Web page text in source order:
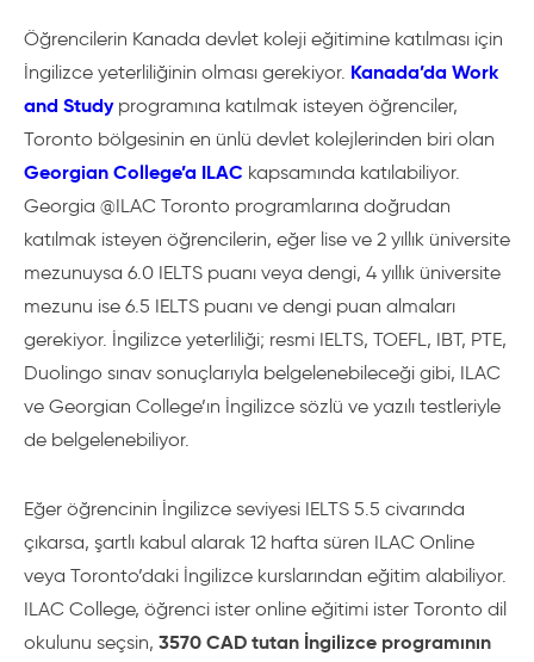
Öğrencilerin Kanada devlet koleji eğitimine katılması için
İngilizce yeterliliğinin olması gerekiyor. Kanada’da Work
and Studyprogramına katılmak isteyen öğrenciler,
Toronto bölgesinin en ünlü devlet kolejlerinden biri olan
Georgian College’a ILAC kapsamında katılabiliyor.
Georgia @ILAC Toronto programlarına doğrudan
katılmak isteyen öğrencilerin, eğer lise ve 2 yıllık üniversite
mezunuysa 6.0 IELTS puanı veya dengi, 4 yıllık üniversite
mezunu ise 6.5 IELTS puanı ve dengi puan almaları
gerekiyor. İngilizce yeterliliği; resmi IELTS, TOEFL, IBT, PTE,
Duolingo sınav sonuçlarıyla belgelenebileceği gibi, ILAC
ve Georgian College’ın İngilizce sözlü ve yazılı testleriyle
de belgelenebiliyor.
Eğer öğrencinin İngilizce seviyesi IELTS 5.5 civarında
çıkarsa, şartlı kabul alarak 12 hafta süren ILAC Online
veya Toronto’daki İngilizce kurslarından eğitim alabiliyor.
ILAC College, öğrenci ister online eğitimi ister Toronto dil
okulunu seçsin, 3570 CAD tutan İngilizce programının